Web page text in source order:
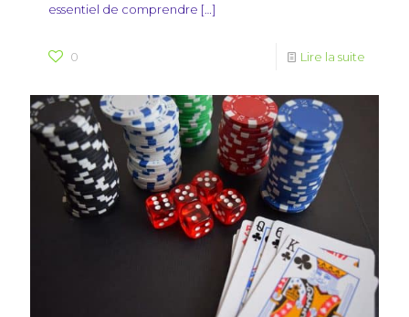
essentiel de comprendre […]
0 Lire la suite